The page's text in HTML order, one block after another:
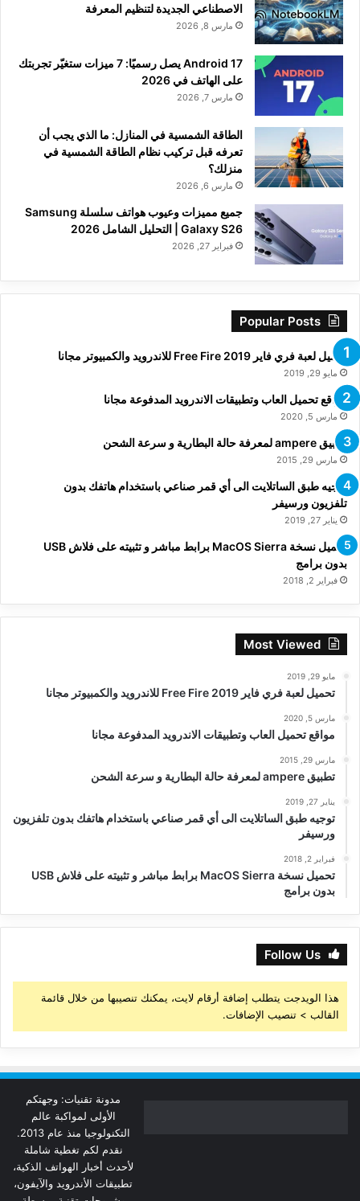
الاصطناعي الجديدة لتنظيم المعرفة
مارس 8, 2026
Android 17 يصل رسميًا: 7 ميزات ستغيّر تجربتك
على الهاتف في 2026
مارس 7, 2026
الطاقة الشمسية في المنازل: ما الذي يجب أن
تعرفه قبل تركيب نظام الطاقة الشمسية في
منزلك؟
مارس 6, 2026
جميع مميزات وعيوب هواتف سلسلة Samsung
Galaxy S26 | التحليل الشامل 2026
فبراير 27, 2026
Popular Posts
تحميل لعبة فري فاير Free Fire 2019 للاندرويد والكمبيوتر مجانا
مايو 29, 2019
مواقع تحميل العاب وتطبيقات الاندرويد المدفوعة مجانا
مارس 5, 2020
تطبيق ampere لمعرفة حالة البطارية و سرعة الشحن
مارس 29, 2015
توجيه طبق الساتلايت الى أي قمر صناعي باستخدام هاتفك بدون
تلفزيون ورسيفر
يناير 27, 2019
تحميل نسخة MacOS Sierra برابط مباشر و تثبيته على فلاش USB
بدون برامج
فبراير 2, 2018
Most Viewed
مايو 29, 2019
تحميل لعبة فري فاير Free Fire 2019 للاندرويد والكمبيوتر مجانا
مارس 5, 2020
مواقع تحميل العاب وتطبيقات الاندرويد المدفوعة مجانا
مارس 29, 2015
تطبيق ampere لمعرفة حالة البطارية و سرعة الشحن
يناير 27, 2019
توجيه طبق الساتلايت الى أي قمر صناعي باستخدام هاتفك بدون تلفزيون
ورسيفر
فبراير 2, 2018
تحميل نسخة MacOS Sierra برابط مباشر و تثبيته على فلاش USB
بدون برامج
Follow Us
هذا الويدجت يتطلب إضافة أرقام لايت، يمكنك تنصيبها من خلال قائمة
القالب > تنصيب الإضافات.
مدونة تقنيات: وجهتكم
الأولى لمواكبة عالم
التكنولوجيا منذ عام 2013.
نقدم لكم تغطية شاملة
لأحدث أخبار الهواتف الذكية،
تطبيقات الأندرويد والآيفون،